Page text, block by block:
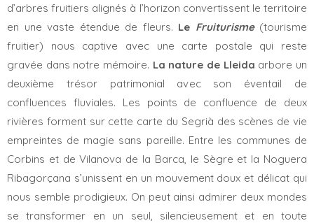
d’arbres fruitiers alignés à l’horizon convertissent le territoire
en une vaste étendue de fleurs. Le Fruiturisme(tourisme
fruitier) nous captive avec une carte postale qui reste
gravée dans notre mémoire. La nature de Lleida arbore un
deuxième trésor patrimonial avec son éventail de
confluences fluviales. Les points de confluence de deux
rivières forment sur cette carte du Segrià des scènes de vie
empreintes de magie sans pareille. Entre les communes de
Corbins et de Vilanova de la Barca, le Sègre et la Noguera
Ribagorçana s’unissent en un mouvement doux et délicat qui
nous semble prodigieux. On peut ainsi admirer deux mondes
se transformer en un seul, silencieusement et en toute